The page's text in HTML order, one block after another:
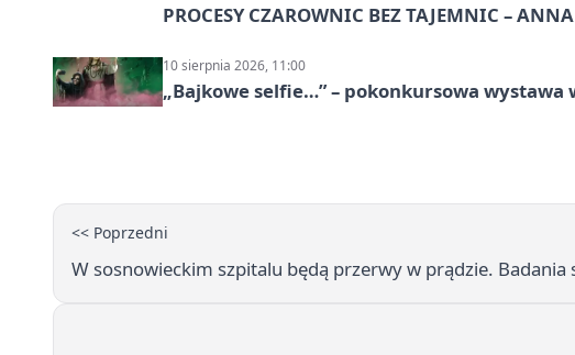
PROCESY CZAROWNIC BEZ TAJEMNIC –
10 sierpnia 2026, 11:00
„Bajkowe selfie…” – pokonkursowa wystawa
<< Poprzedni
W sosnowieckim szpitalu będą przerwy w prądzie. Badania